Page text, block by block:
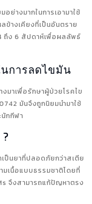
ย่างมากในการเอามาใช้
ข้างเคียงที่เป็นอันตราย
ถึง 6 สัปดาห์เพื่อผลลัพธ์
การลดไขมัน
มาเพื่อรักษาผู้ป่วยโรคไข
มันจึงถูกนิยมนำมาใช้
กกีฬา
ป็นยาที่ปลอดภัยกว่าสเตีย
เนื้อแบบธรรมชาติโดยที่
จึงสามารถแก้ปัญหาตรง